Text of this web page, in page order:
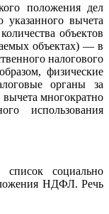
положения дел
указанного вычета
объектов
объектах) — в
налогового
физические
органы за
многократно
использования
социально
НДФЛ. Речь